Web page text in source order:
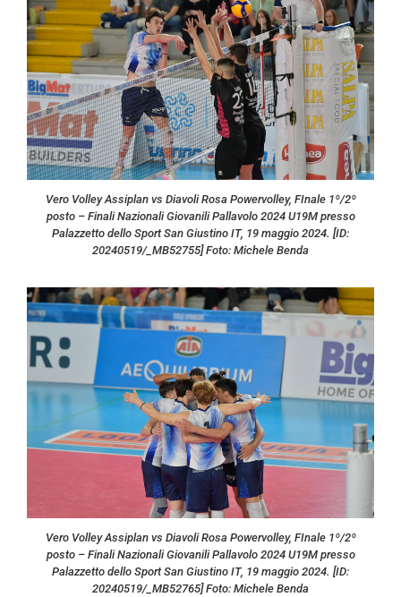
Vero Volley Assiplan vs Diavoli Rosa Powervolley, FInale 1º/2º
posto – Finali Nazionali Giovanili Pallavolo 2024 U19M presso
Palazzetto dello Sport San Giustino IT, 19 maggio 2024. [ID:
20240519/_MB52755] Foto: Michele Benda
Vero Volley Assiplan vs Diavoli Rosa Powervolley, FInale 1º/2º
posto – Finali Nazionali Giovanili Pallavolo 2024 U19M presso
Palazzetto dello Sport San Giustino IT, 19 maggio 2024. [ID:
20240519/_MB52765] Foto: Michele Benda